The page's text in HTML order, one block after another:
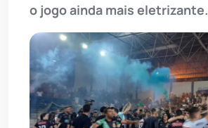
o jogo ainda mais eletrizante.